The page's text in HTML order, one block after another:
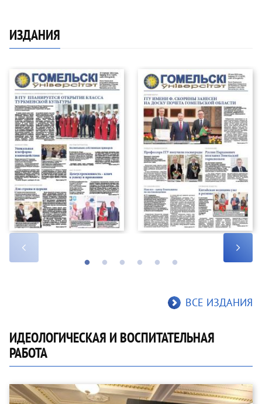
ИЗДАНИЯ
ВСЕ ИЗДАНИЯ
ИДЕОЛОГИЧЕСКАЯ И ВОСПИТАТЕЛЬНАЯ
РАБОТА